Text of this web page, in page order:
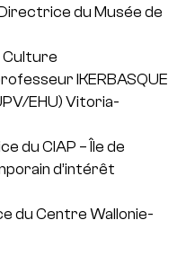
du Musée de
Culture
IKERBASQUE
EHU) Vitoria-
du CIAP – Île de
d’intérêt
du Centre Wallonie-